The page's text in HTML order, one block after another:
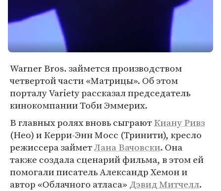
Warner Bros. займется производством
четвертой части «Матрицы». Об этом
порталу Variety рассказал председатель
кинокомпании Тоби Эммерих.
В главных ролях вновь сыграютКиану Ривз
(Нео) и Керри-Энн Мосс (Тринити), кресло
режиссера займетЛана Вачовски. Она
также создала сценарий фильма, в этом ей
помогали писатель Александр Хемон и
автор «Облачного атласа» Дэвид Митчелл.